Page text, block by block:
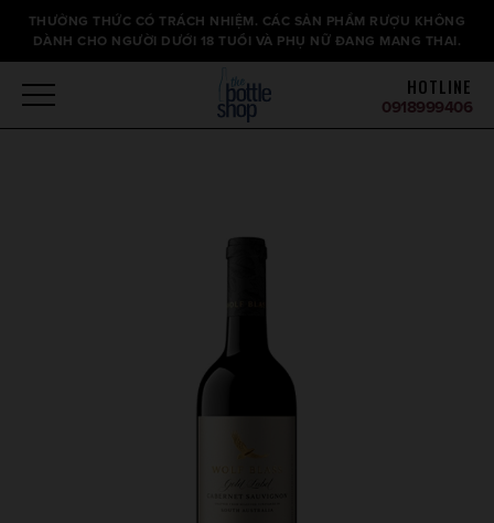
THƯỞNG THỨC CÓ TRÁCH NHIỆM. CÁC SẢN PHẨM RƯỢU KHÔNG
DÀNH CHO NGƯỜI DƯỚI 18 TUỔI VÀ PHỤ NỮ ĐANG MANG THAI.
HOTLINE
0918999406